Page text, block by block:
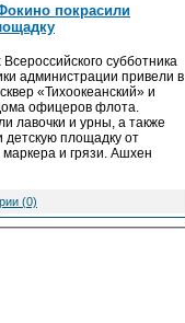
покрасили
Всероссийского субботника
администрации привели в
«Тихоокеанский» и
офицеров флота.
лавочки и урны, а также
детскую площадку от
и грязи. Ашхен
(0)